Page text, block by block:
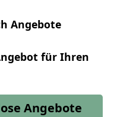
Angebote
für Ihren
Angebote